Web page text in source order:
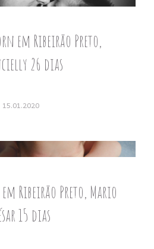
em Ribeirão Preto,
26 dias
15.01.2020
Ribeirão Preto, Mario
15 dias